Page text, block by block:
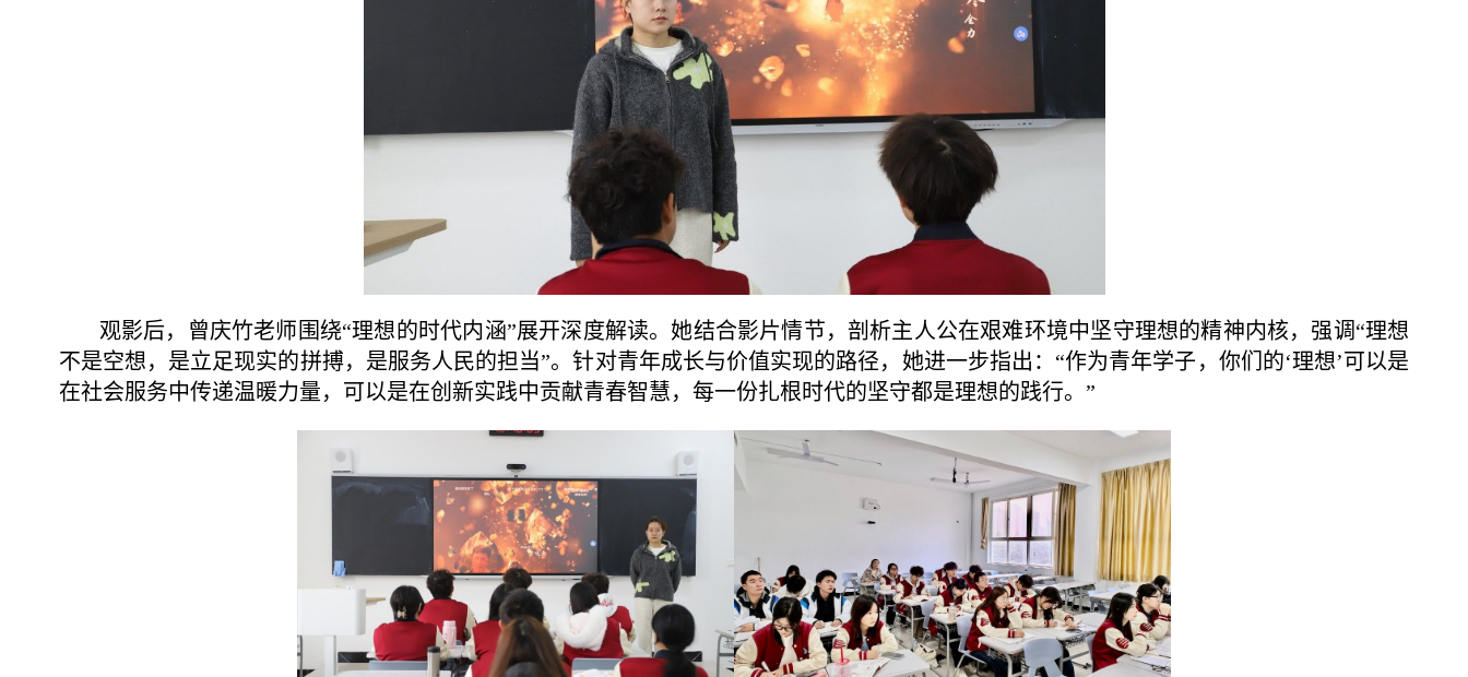
观影后，曾庆竹老师围绕“理想的时代内涵”展开深度解读。她结合影片情节，剖析主人公在艰难环境中坚守理想的精神内核，强调“理想
不是空想，是立足现实的拼搏，是服务人民的担当”。针对青年成长与价值实现的路径，她进一步指出：“作为青年学子，你们的‘理想’可以是
在社会服务中传递温暖力量，可以是在创新实践中贡献青春智慧，每一份扎根时代的坚守都是理想的践行。”